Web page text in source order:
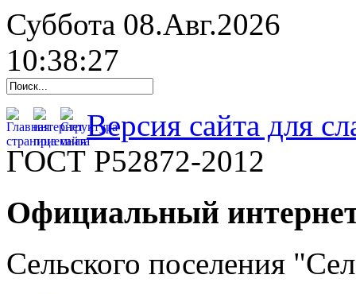
Суббота 08.Авг.2026
10:38:28
Версия сайта для
ГОСТ Р52872-2012
Официальный
Сельского поселения